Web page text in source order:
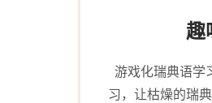
趣
游戏化瑞典语学
习，让枯燥的瑞